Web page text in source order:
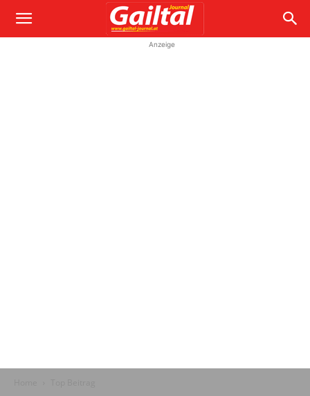
Anzeige